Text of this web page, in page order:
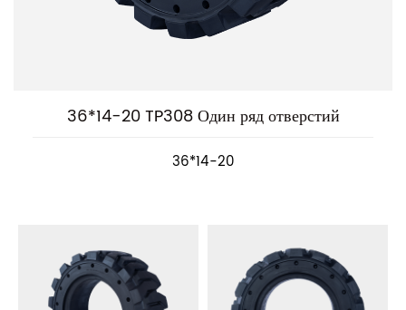
36*14-20 TP308 Один ряд отверстий
36*14-20